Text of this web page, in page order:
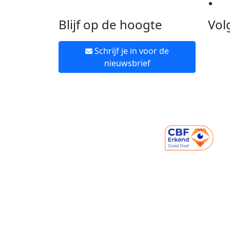
Blijf op de hoogte
Schrijf je in voor de
nieuwsbrief